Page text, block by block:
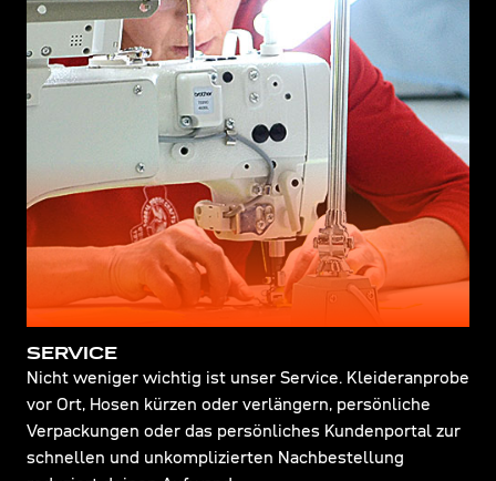
SERVICE
Nicht weniger wichtig ist unser Service. Kleideranprobe
vor Ort, Hosen kürzen oder verlängern, persönliche
Verpackungen oder das persönliches Kundenportal zur
schnellen und unkomplizierten Nachbestellung